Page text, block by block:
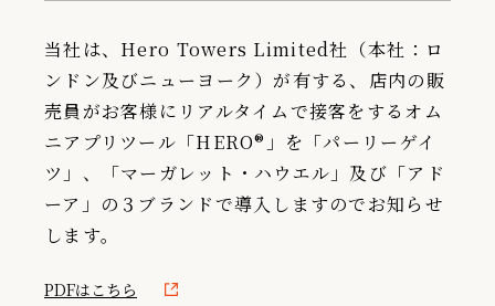
TSIトピックス
Foreign Investor
採用情報
お問い合わせ
当社は、Hero Towers Limited社（本社：ロ
ンドン及びニューヨーク）が有する、店内の販
売員がお客様にリアルタイムで接客をするオム
ニアプリツール「HERO®」を「パーリーゲイ
ツ」、「マーガレット・ハウエル」及び「アド
ーア」の３ブランドで導入しますのでお知らせ
します。
PDFはこちら